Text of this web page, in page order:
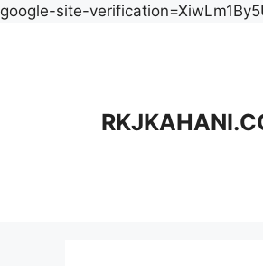
google-site-